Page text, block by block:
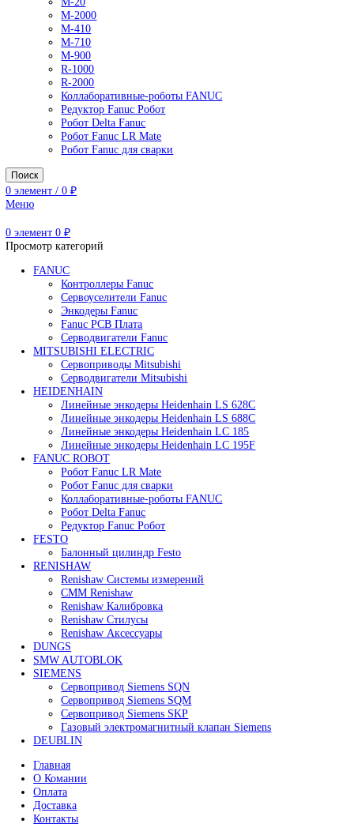
Роботы Epson
Роботы FANUC
M-10
M-20
M-2000
M-410
R-1000
Редуктор Fanuc Робот
Робот Delta Fanuc
Робот Fanuc LR Mate
Робот Fanuc для сварки
элемент / 0₽
Меню
элемент 0₽
Просмотр категорий
FANUC
Контроллеры Fanuc
Сервоуселители Fanuc
Энкодеры Fanuc
Fanuc PCB Плата
Серводвигатели Fanuc
MITSUBISHI ELECTRIC
Сервоприводы Mitsubishi
HEIDENHAIN
Линейные энкодеры Heidenhain LS 628C
Линейные энкодеры Heidenhain LS 688C
Линейные энкодеры Heidenhain LC 185
Линейные энкодеры Heidenhain LC 195F
FANUC ROBOT
Робот Fanuc LR Mate
Робот Fanuc для сварки
Коллаборативные-роботы FANUC
Робот Delta Fanuc
Редуктор Fanuc Робот
FESTO
Балонный цилиндр Festo
Renishaw Системы измерений
CMM Renishaw
Renishaw Калибровка
Renishaw Cтилусы